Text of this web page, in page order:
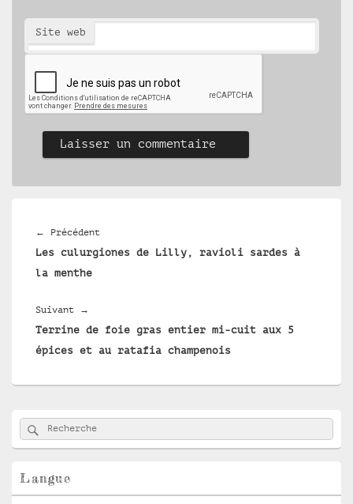
Site web
l’article
← Précédent
précédent :
Les culurgiones de Lilly, ravioli sardes à
la menthe
Suivant →
suivant :
Terrine de foie gras entier mi-cuit aux 5
épices et au ratafia champenois
Zone
principale
de
pour
Recherche :
Rechercher
Langue